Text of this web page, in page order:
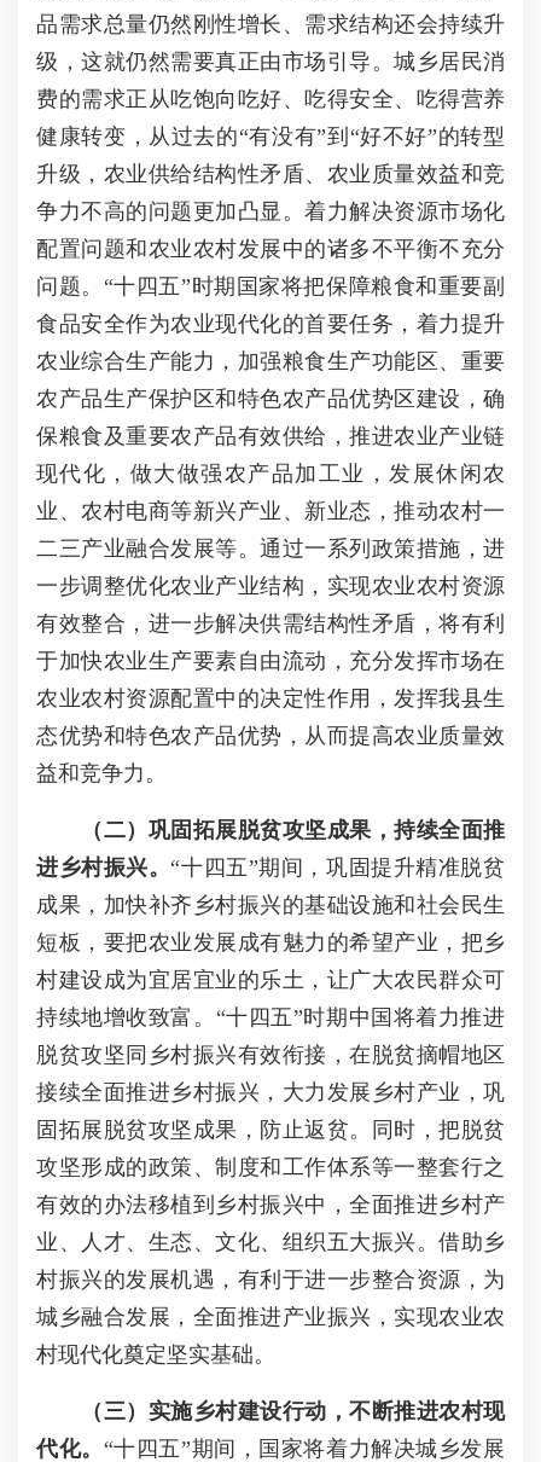
品需求总量仍然刚性增长、需求结构还会持续升
级，这就仍然需要真正由市场引导。城乡居民消
费的需求正从吃饱向吃好、吃得安全、吃得营养
健康转变，从过去的“有没有”到“好不好”的转型
升级，农业供给结构性矛盾、农业质量效益和竞
争力不高的问题更加凸显。着力解决资源市场化
配置问题和农业农村发展中的诸多不平衡不充分
问题。“十四五”时期国家将把保障粮食和重要副
食品安全作为农业现代化的首要任务，着力提升
农业综合生产能力，加强粮食生产功能区、重要
农产品生产保护区和特色农产品优势区建设，确
保粮食及重要农产品有效供给，推进农业产业链
现代化，做大做强农产品加工业，发展休闲农
业、农村电商等新兴产业、新业态，推动农村一
二三产业融合发展等。通过一系列政策措施，进
一步调整优化农业产业结构，实现农业农村资源
有效整合，进一步解决供需结构性矛盾，将有利
于加快农业生产要素自由流动，充分发挥市场在
农业农村资源配置中的决定性作用，发挥我县生
态优势和特色农产品优势，从而提高农业质量效
益和竞争力。
（二）巩固拓展脱贫攻坚成果，持续全面推
进乡村振兴。 “十四五”期间，巩固提升精准脱贫
成果，加快补齐乡村振兴的基础设施和社会民生
短板，要把农业发展成有魅力的希望产业，把乡
村建设成为宜居宜业的乐土，让广大农民群众可
持续地增收致富。“十四五”时期中国将着力推进
脱贫攻坚同乡村振兴有效衔接，在脱贫摘帽地区
接续全面推进乡村振兴，大力发展乡村产业，巩
固拓展脱贫攻坚成果，防止返贫。同时，把脱贫
攻坚形成的政策、制度和工作体系等一整套行之
有效的办法移植到乡村振兴中，全面推进乡村产
业、人才、生态、文化、组织五大振兴。借助乡
村振兴的发展机遇，有利于进一步整合资源，为
城乡融合发展，全面推进产业振兴，实现农业农
村现代化奠定坚实基础。
（三）实施乡村建设行动，不断推进农村现
代化。 “十四五”期间，国家将着力解决城乡发展